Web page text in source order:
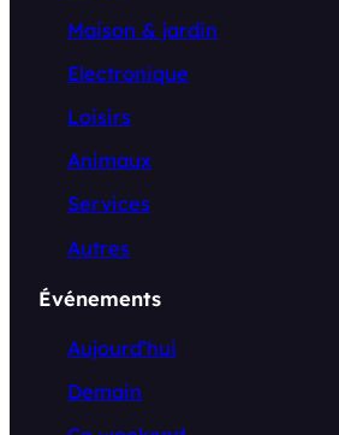
Maison & jardin
Electronique
Loisirs
Animaux
Services
Autres
Événements
Aujourd’hui
Demain